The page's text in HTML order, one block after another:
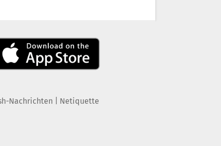
Nachrichten Netiquette